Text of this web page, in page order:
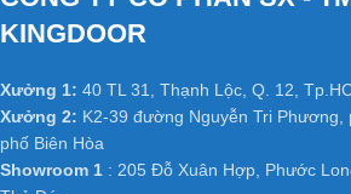
Xưởng 3 :K2-39, Tổ 48, KP 3,
Web:cuanhuacomposite.net–
hoabinhdoor.com
Email :
KINGDOOR
Xưởng 1: 40 TL 31, Thạnh Lộc, Q. 12,
Xưởng 2: K2-39 đường Nguyễn Tri
phố Biên Hòa
Showroom 1 : 205 Đỗ Xuân Hợp, Phước